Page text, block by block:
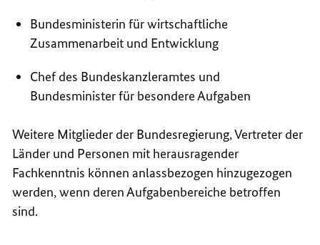
Bundesministerin für wirtschaftliche
Zusammenarbeit und Entwicklung
Chef des Bundeskanzleramtes und
Bundesminister für besondere Aufgaben
Weitere Mitglieder der Bundesregierung, Vertreter der
Länder und Personen mit herausragender
Fachkenntnis können anlassbezogen hinzugezogen
werden, wenn deren Aufgabenbereiche betroffen
sind.